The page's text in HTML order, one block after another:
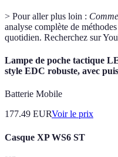
> Pour aller plus loin :
analyse complète de
quotidien. Recherchez sur
Lampe de poche tactique
style EDC robuste, avec
Batterie Mobile
177.49 EURVoir le prix
Casque XP WS6 ST